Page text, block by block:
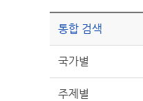
통합 검색
국가별
주제별